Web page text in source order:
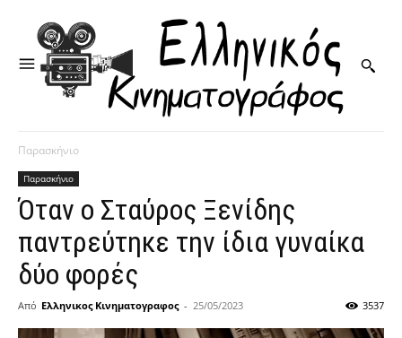
Παρασκήνιο
Παρασκήνιο
Όταν ο Σταύρος Ξενίδης
παντρεύτηκε την ίδια γυναίκα
δύο φορές
Από Ελληνικος Κινηματογραφος - 25/05/2023 3537